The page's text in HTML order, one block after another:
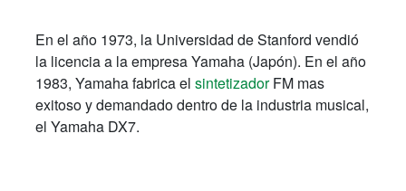
En el año 1973, la Universidad de Stanford vendió
la licencia a la empresa Yamaha (Japón). En el año
1983, Yamaha fabrica el sintetizadorFM mas
exitoso y demandado dentro de la industria musical,
el Yamaha DX7.